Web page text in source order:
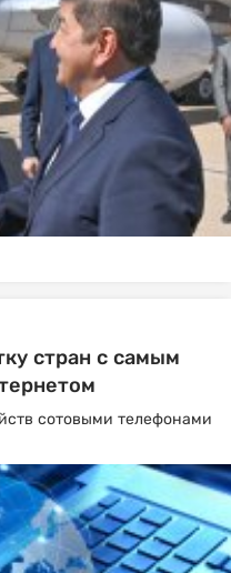
стран с самым
сотовыми телефонами